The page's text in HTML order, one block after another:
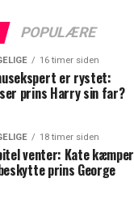
POPULÆRE
16 timer siden
er rystet:
prins Harry sin far?
18 timer siden
venter: Kate kæmper
prins George